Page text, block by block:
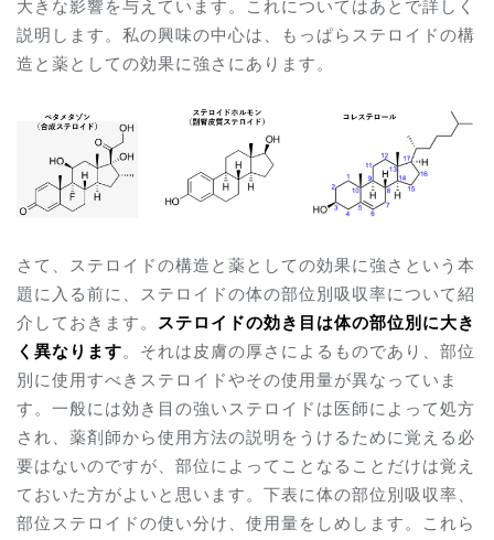
大きな影響を与えています。これについてはあとで詳しく
説明します。私の興味の中心は、もっぱらステロイドの構
造と薬としての効果に強さにあります。
さて、 ステロイドの構造と薬としての効果に強さという本
題に入る前に、ステロイドの体の部位別吸収率について紹
介しておきます。 ステロイドの効き目は体の部位別に大き
く異なります。それは皮膚の厚さによるものであり、部位
別に使用すべきステロイドやその使用量が異なっていま
す。一般には効き目の強いステロイドは医師によって処方
され、薬剤師から使用方法の説明をうけるために覚える必
要はないのですが、部位によってことなることだけは覚え
ておいた方がよいと思います。下表に体の部位別吸収率、
部位ステロイドの使い分け、使用量をしめします。これら